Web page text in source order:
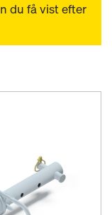
du få vist efter